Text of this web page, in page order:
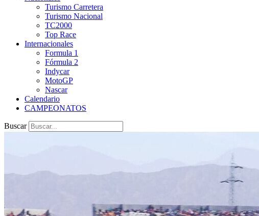
Turismo Carretera
Turismo Nacional
TC2000
Top Race
Internacionales
Formula 1
Fórmula 2
Indycar
MotoGP
Nascar
Calendario
CAMPEONATOS
Buscar